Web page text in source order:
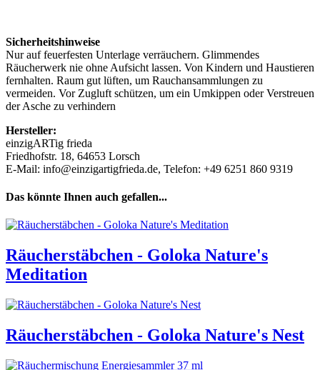
Sicherheitshinweise
Nur auf feuerfesten Unterlage verräuchern. Glimmendes
Räucherwerk nie ohne Aufsicht lassen. Von Kindern und Haustieren
fernhalten. Raum gut lüften, um Rauchansammlungen zu
vermeiden. Vor Zugluft schützen, um ein Umkippen oder Verstreuen
der Asche zu verhindern
Hersteller:
einzigARTig frieda
Friedhofstr. 18, 64653 Lorsch
E-Mail: info@einzigartigfrieda.de, Telefon: +49 6251 860 9319
Das könnte Ihnen auch gefallen...
Räucherstäbchen - Goloka Nature's
Meditation
Räucherstäbchen - Goloka Nature's Nest